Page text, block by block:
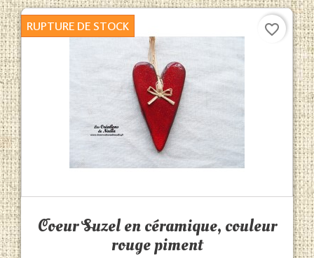
Coeur Suzel en céramique, couleur
rouge piment
RUPTURE DE STOCK favorite_border